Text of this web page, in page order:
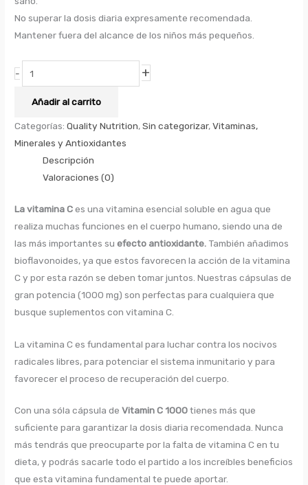
No superar la dosis diaria expresamente recomendada.
Mantener fuera del alcance de los niños más pequeños.
- +
Añadir al carrito
Categorías:Quality Nutrition,Sin categorizar,Vitaminas,
Minerales y Antioxidantes
Descripción
Valoraciones (0)
La vitamina Ces una vitamina esencial soluble en agua que
realiza muchas funciones en el cuerpo humano, siendo una de
las más importantes suefecto antioxidante. También añadimos
bioflavonoides, ya que estos favorecen la acción de la vitamina
C y por esta razón se deben tomar juntos. Nuestras cápsulas de
gran potencia (1000 mg) son perfectas para cualquiera que
busque suplementos con vitamina C.
La vitamina C es fundamental para luchar contra los nocivos
radicales libres, para potenciar el sistema inmunitario y para
favorecer el proceso de recuperación del cuerpo.
Con una sóla cápsula deVitamin C 1000tienes más que
suficiente para garantizar la dosis diaria recomendada. Nunca
más tendrás que preocuparte por la falta de vitamina C en tu
dieta, y podrás sacarle todo el partido a los increíbles beneficios
que esta vitamina fundamental te puede aportar.